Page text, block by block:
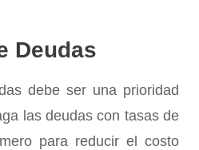
Deudas
debe ser una prioridad
las deudas con tasas de
para reducir el costo